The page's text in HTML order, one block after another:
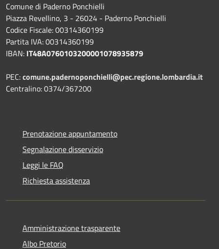
Comune di Paderno Ponchielli
Piazza Revellino, 3 - 26024 - Paderno Ponchielli
Codice Fiscale: 00314360199
Partita IVA: 00314360199
IBAN: IT48A0760103200001078935879
PEC:comune.padernoponchielli@pec.regione.lombardia.it
Centralino: 0374/367200
Prenotazione appuntamento
Segnalazione disservizio
Leggi le FAQ
Richiesta assistenza
Amministrazione trasparente
Albo Pretorio